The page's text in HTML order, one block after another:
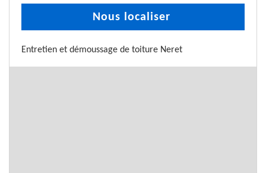
Nous localiser
Entretien et démoussage de toiture Neret